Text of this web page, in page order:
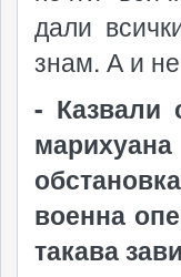
дали
знам. А и
- Казвали
военна
такава